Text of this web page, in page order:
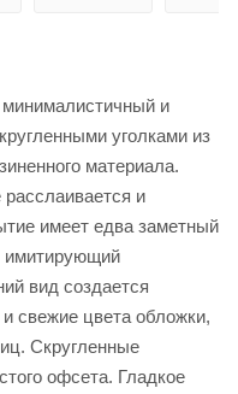
и
уголками из
материала.
и
имеет едва заметный
имитирующий
вид создается
свежие цвета обложки,
Скругленные
офсета. Гладкое